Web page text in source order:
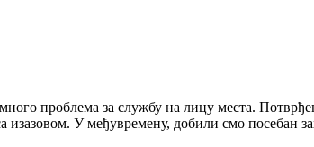
проблема за службу на лицу места.
У међувремену, добили смо посебан